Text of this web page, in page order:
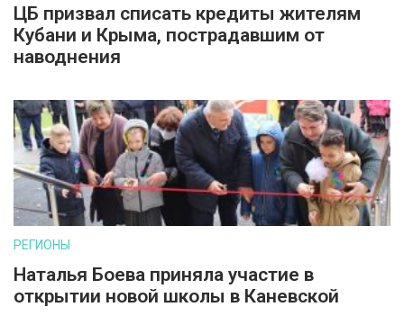
ЦБ призвал списать кредиты жителям
Кубани и Крыма, пострадавшим от
наводнения
РЕГИОНЫ
Наталья Боева приняла участие в
открытии новой школы в Каневской